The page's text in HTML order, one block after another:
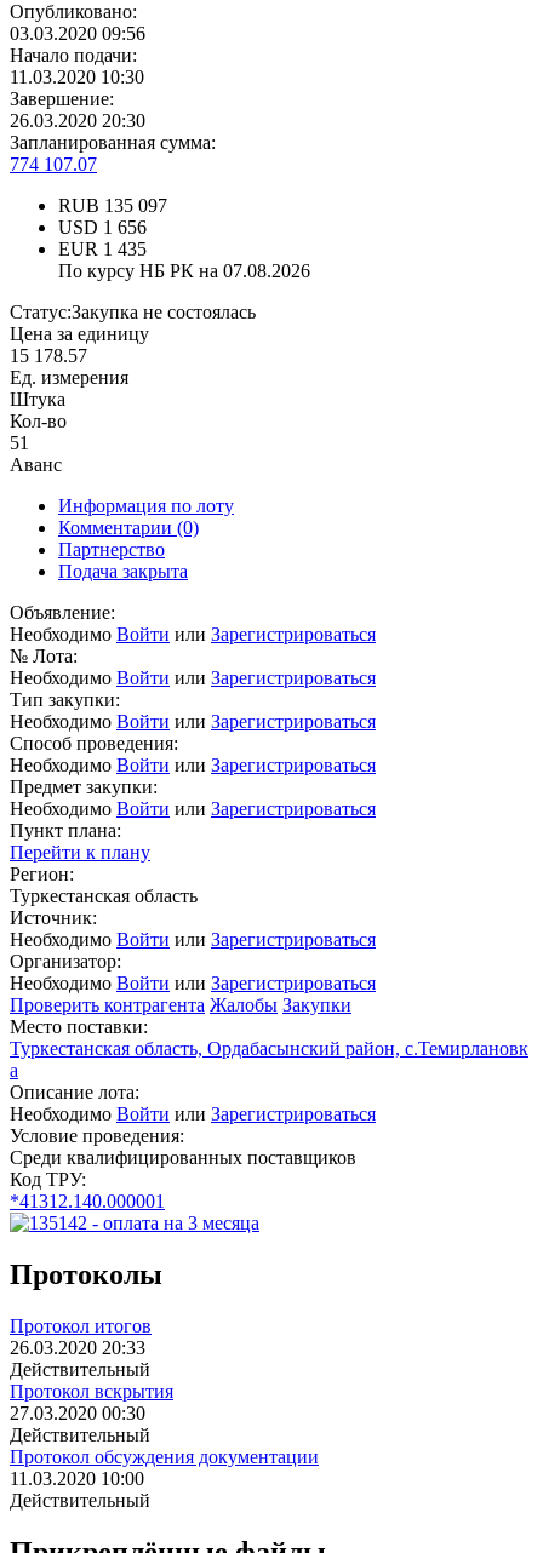
Опубликовано:
03.03.2020 09:56
Начало подачи:
11.03.2020 10:30
Завершение:
26.03.2020 20:30
Запланированная сумма:
774 107.07
RUB 135 097
USD 1 656
EUR 1 435
По курсу НБ РК на 07.08.2026
Статус:Закупка не состоялась
Цена за единицу
15 178.57
Ед. измерения
Штука
Кол-во
51
Аванс
Информация по лоту
Комментарии (0)
Партнерство
Подача закрыта
Объявление:
Необходимо Войти или Зарегистрироваться
№ Лота:
Необходимо Войти или Зарегистрироваться
Тип закупки:
Необходимо Войти или Зарегистрироваться
Способ проведения:
Необходимо Войти или Зарегистрироваться
Предмет закупки:
Необходимо Войти или Зарегистрироваться
Пункт плана:
Перейти к плану
Регион:
Туркестанская область
Источник:
Необходимо Войти или Зарегистрироваться
Организатор:
Необходимо Войти или Зарегистрироваться
Проверить контрагента Жалобы Закупки
Место поставки:
Туркестанская область, Ордабасынский район, с.Темирлановк
а
Описание лота:
Необходимо Войти или Зарегистрироваться
Условие проведения:
Среди квалифицированных поставщиков
Код ТРУ:
*41312.140.000001
Протоколы
Протокол итогов
26.03.2020 20:33
Действительный
Протокол вскрытия
27.03.2020 00:30
Действительный
Протокол обсуждения документации
11.03.2020 10:00
Действительный